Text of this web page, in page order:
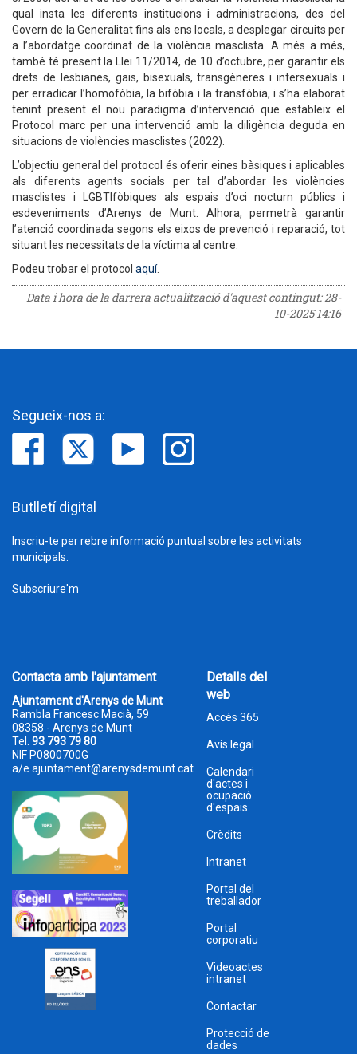
qual insta les diferents institucions i administracions, des del
Govern de la Generalitat fins als ens locals, a desplegar circuits per
a l’abordatge coordinat de la violència masclista. A més a més,
també té present la Llei 11/2014, de 10 d’octubre, per garantir els
drets de lesbianes, gais, bisexuals, transgèneres i intersexuals i
per erradicar l’homofòbia, la bifòbia i la transfòbia, i s’ha elaborat
tenint present el nou paradigma d’intervenció que estableix el
Protocol marc per una intervenció amb la diligència deguda en
situacions de violències masclistes (2022).
L’objectiu general del protocol és oferir eines bàsiques i aplicables
als diferents agents socials per tal d’abordar les violències
masclistes i LGBTIfòbiques als espais d’oci nocturn públics i
esdeveniments d’Arenys de Munt. Alhora, permetrà garantir
l’atenció coordinada segons els eixos de prevenció i reparació, tot
situant les necessitats de la víctima al centre.
Podeu trobar el protocol aquí.
Data i hora de la darrera actualització d'aquest contingut:28-
10-2025 14:16
Segueix-nos a:
Butlletí digital
Inscriu-te per rebre informació puntual sobre les activitats
municipals.
Subscriure'm
Contacta amb l'ajuntament
Ajuntament d'Arenys de Munt
Rambla Francesc Macià, 59
08358 - Arenys de Munt
Tel. 93 793 79 80
NIF P0800700G
a/e ajuntament@arenysdemunt.cat
Detalls del
web
Accés 365
Avís legal
Calendari
d'actes i
ocupació
d'espais
Crèdits
Intranet
Portal del
treballador
Portal
corporatiu
Videoactes
intranet
Contactar
Protecció de
dades